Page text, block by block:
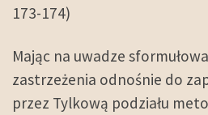
173-174)
Mając na uwadze
zastrzeżenia odnośnie do
przez Tylkową podziału